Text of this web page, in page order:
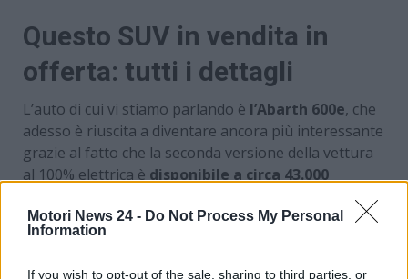
Motori News 24 - Do Not Process My Personal
Information
If you wish to opt-out of the sale, sharing to third parties, or
Questo SUV in vendita in
offerta: tutti i dettagli
L’auto di cui vi stiamo parlando è l’Abarth 600e, che
adesso è riuscita a diventare ancora più interessante
grazie al fatto che la seconda versione della vettura
al 100% elettrica è disponibile a circa 43.000
Considerando che si tratta della variante top di
gamma, è un prezzo di vendita davvero eccezionale.